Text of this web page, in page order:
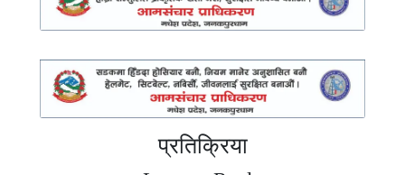
प्रतिक्रिया